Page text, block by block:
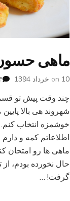
ماهی
on 10 خرداد 1394
چند وقت پیش تو
شهروند هی بالا
خوشمزه انتخاب کنم.
اطلاعاتم کمه و
ماهی ها رو امتحان
حال نخورده بودم،
گرفت! …